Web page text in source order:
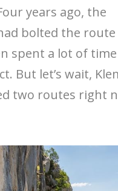
years ago, the
bolted the route
spent a lot of
But let’s wait,
two routes right